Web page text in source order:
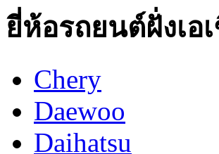
ยี่ห้อรถยนต์ฝั่งเอ
Chery
Daewoo
Daihatsu